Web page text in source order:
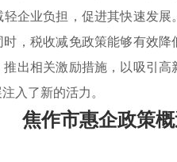
企业负担，促进其快速发
，税收减免政策能够有效
出相关激励措施，以吸引
入了新的活力。
焦作市惠企政策